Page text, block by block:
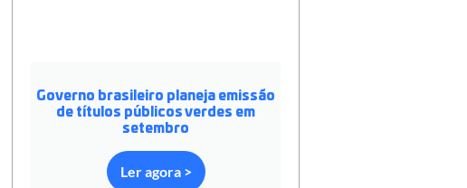
Governo brasileiro planeja emissão
de títulos públicos verdes em
setembro
Ler agora >